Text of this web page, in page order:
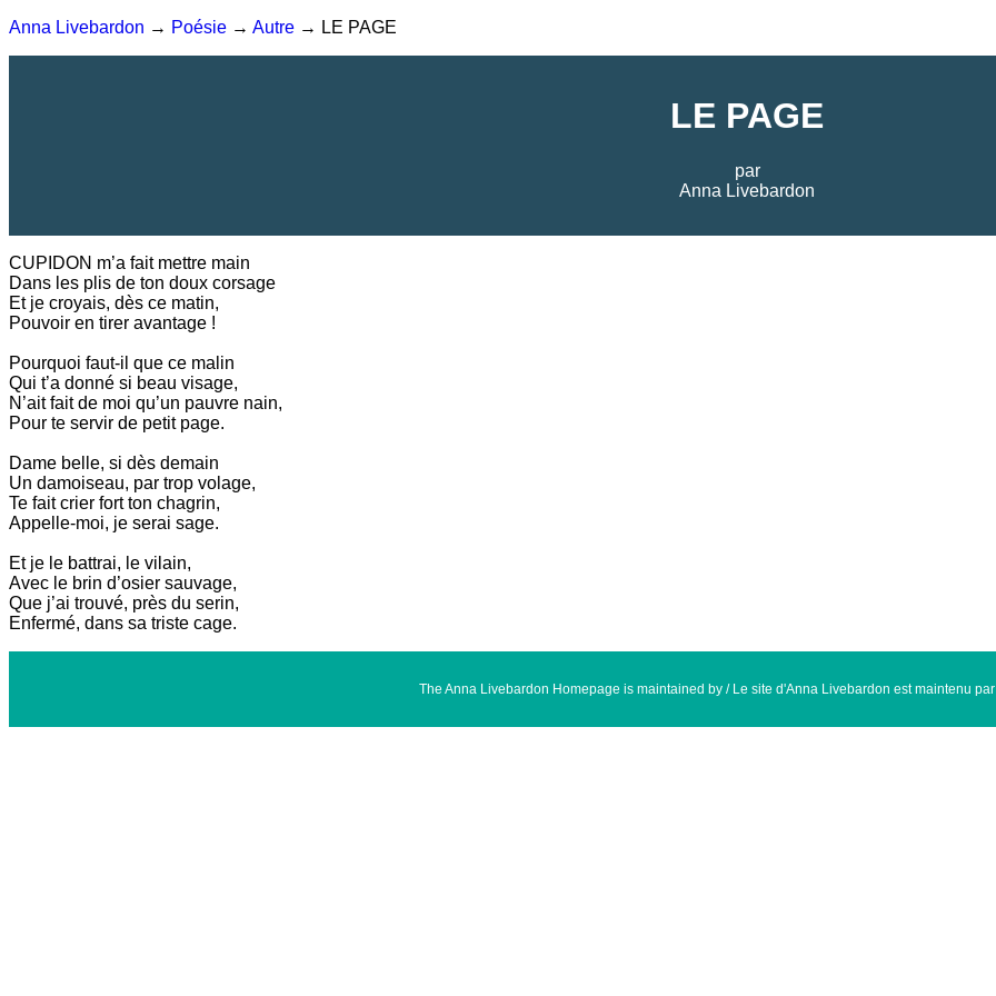
Anna Livebardon → Poésie → Autre → LE PAGE
LE PAGE
par
Anna Livebardon
CUPIDON m’a fait mettre main
Dans les plis de ton doux corsage
Et je croyais, dès ce matin,
Pouvoir en tirer avantage !
Pourquoi faut-il que ce malin
Qui t’a donné si beau visage,
N’ait fait de moi qu’un pauvre nain,
Pour te servir de petit page.
Dame belle, si dès demain
Un damoiseau, par trop volage,
Te fait crier fort ton chagrin,
Appelle-moi, je serai sage.
Et je le battrai, le vilain,
Avec le brin d’osier sauvage,
Que j’ai trouvé, près du serin,
Enfermé, dans sa triste cage.
The Anna Livebardon Homepage is maintained by / Le site d'Anna Livebardon est maintenu par